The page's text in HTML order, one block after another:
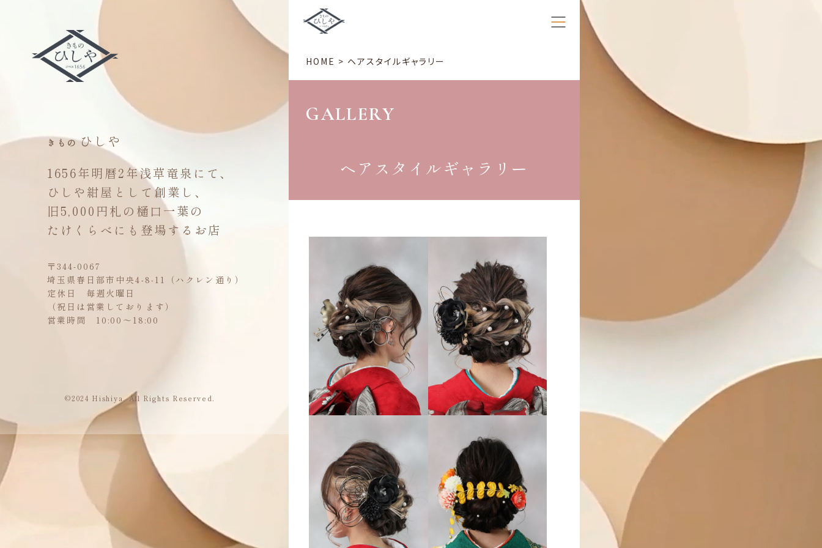
きもの ひしや
1656年明暦2年浅草竜泉にて、
ひしや紺屋として創業し、
旧5,000円札の樋口一葉の
たけくらべにも登場するお店
〒344-0067
埼玉県春日部市中央4-8-11（ハクレン通り）
定休日 毎週火曜日
（祝日は営業しております）
営業時間 10:00～18:00
©2024 Hishiya. All Rights Reserved.
HOME > ヘアスタイルギャラリー
GALLERY
ヘアスタイルギャラリー